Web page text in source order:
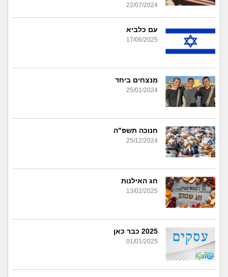
22/07/2024
עם כלביא
17/06/2025
מנצחים ביחד
25/01/2024
חנוכה תשפ"ה
25/12/2024
חג האילנות
13/02/2025
2025 כבר כאן
01/01/2025